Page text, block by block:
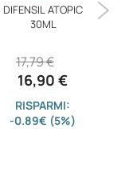
DIFENSIL ATOPIC
30ML
16,90 €
17,79 €
RISPARMI:
-0.89€ (5%)